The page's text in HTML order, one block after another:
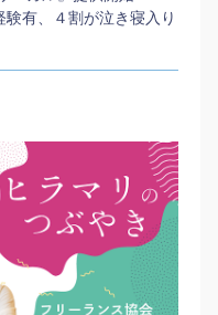
有、４割が泣き寝入り